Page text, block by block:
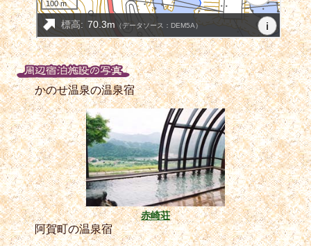
かのせ温泉の温泉宿
赤崎荘
阿賀町の温泉宿